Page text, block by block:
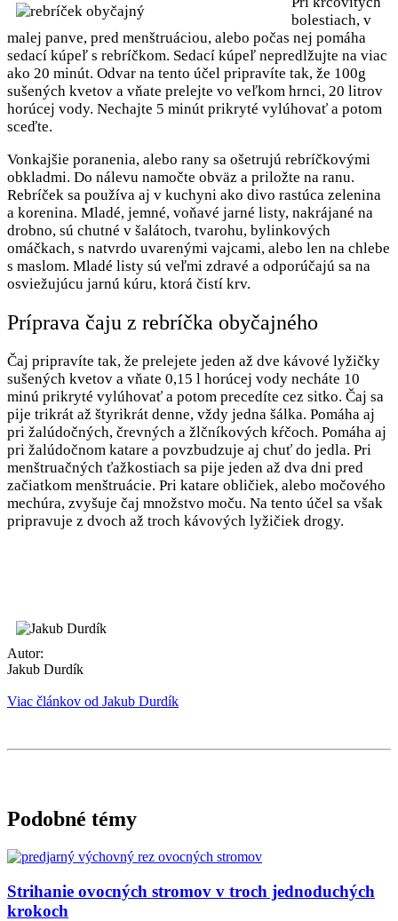
bolestiach, v
malej panve, pred menštruáciou, alebo počas nej pomáha
sedací kúpeľ s rebríčkom. Sedací kúpeľ nepredlžujte na viac
ako 20 minút. Odvar na tento účel pripravíte tak, že 100g
sušených kvetov a vňate prelejte vo veľkom hrnci, 20 litrov
horúcej vody. Nechajte 5 minút prikryté vylúhovať a potom
sceďte.
Vonkajšie poranenia, alebo rany sa ošetrujú rebríčkovými
obkladmi. Do nálevu namočte obväz a priložte na ranu.
Rebríček sa používa aj v kuchyni ako divo rastúca zelenina
a korenina. Mladé, jemné, voňavé jarné listy, nakrájané na
drobno, sú chutné v šalátoch, tvarohu, bylinkových
omáčkach, s natvrdo uvarenými vajcami, alebo len na chlebe
s maslom. Mladé listy sú veľmi zdravé a odporúčajú sa na
osviežujúcu jarnú kúru, ktorá čistí krv.
Príprava čaju z rebríčka obyčajného
Čaj pripravíte tak, že prelejete jeden až dve kávové lyžičky
sušených kvetov a vňate 0,15 l horúcej vody necháte 10
minú prikryté vylúhovať a potom precedíte cez sitko. Čaj sa
pije trikrát až štyrikrát denne, vždy jedna šálka. Pomáha aj
pri žalúdočných, črevných a žlčníkových kŕčoch. Pomáha aj
pri žalúdočnom katare a povzbudzuje aj chuť do jedla. Pri
menštruačných ťažkostiach sa pije jeden až dva dni pred
začiatkom menštruácie. Pri katare obličiek, alebo močového
mechúra, zvyšuje čaj množstvo moču. Na tento účel sa však
pripravuje z dvoch až troch kávových lyžičiek drogy.
Autor:
Jakub Durdík
Viac článkov od Jakub Durdík
Podobné témy
Strihanie ovocných stromov v troch jednoduchých
krokoch